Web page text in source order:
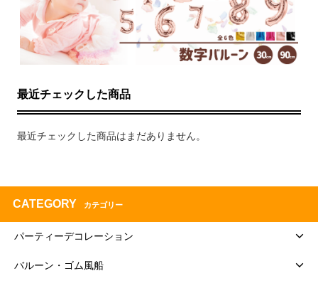
最近チェックした商品
最近チェックした商品はまだありません。
CATEGORY カテゴリー
パーティーデコレーション
バルーン・ゴム風船